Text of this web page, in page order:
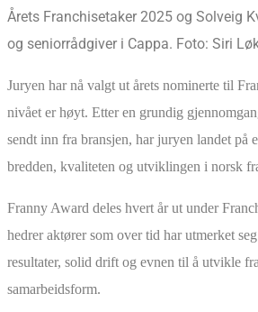
Årets Franchisetaker 2025 og Solveig
og seniorrådgiver i Cappa. Foto: Siri
Juryen har nå valgt ut årets nominerte til
nivået er høyt. Etter en grundig
sendt inn fra bransjen, har juryen landet på
bredden, kvaliteten og utviklingen i norsk
Franny Award deles hvert år ut under
hedrer aktører som over tid har utmerket
resultater, solid drift og evnen til å utvikle
samarbeidsform.